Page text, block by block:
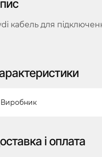
кабель для
Виробник
і оплата